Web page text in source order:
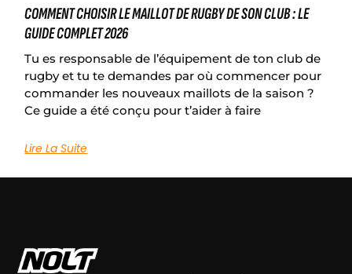
COMMENT CHOISIR LE MAILLOT DE RUGBY DE SON CLUB : LE
GUIDE COMPLET 2026
Tu es responsable de l’équipement de ton club de
rugby et tu te demandes par où commencer pour
commander les nouveaux maillots de la saison ?
Ce guide a été conçu pour t’aider à faire
Lire La Suite